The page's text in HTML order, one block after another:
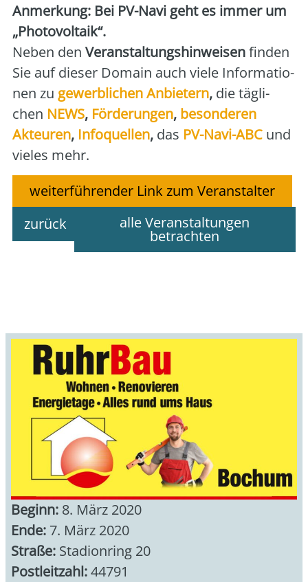
Anmer­kung: Bei PV-Navi geht es immer um
„Pho­to­vol­ta­ik“.
Neben den Ver­an­stal­tungs­hin­wei­senfin­den
Sie auf die­ser Domain auch vie­le Infor­ma­tio­
nen zu gewerb­li­chen Anbie­tern, die täg­li­
chen NEWS, För­de­run­gen, beson­de­ren
Akteu­ren, Info­quel­len, das PV-Navi-ABC und
vie­les mehr.
weiterführender Link zum Veranstalter
zurück
alle Veranstaltungen
betrachten
Beginn: 8. März 2020
Ende: 7. März 2020
Straße: Stadionring 20
Postleitzahl:44791